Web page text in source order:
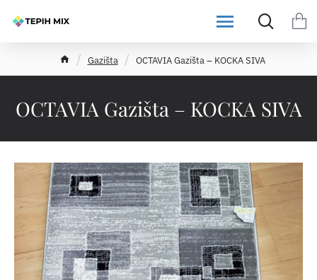
OCTAVIA Gazišta – KOCKA SIVA
h
o
e
Gazišta OCTAVIA Gazišta – KOCKA SIVA